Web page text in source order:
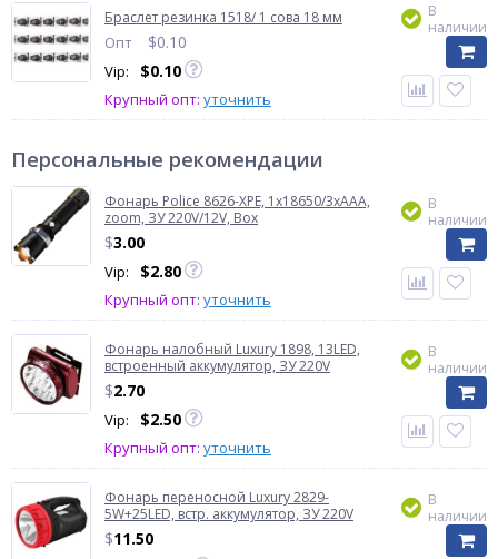
Браслет резинка 1518/ 1 сова 18 мм
Опт $0.10
Vip: $0.10
Крупный опт: уточнить
В
наличии
Персональные рекомендации
Фонарь Police 8626-XPE, 1х18650/3xAAA,
zoom, ЗУ 220V/12V, Box
$3.00
Vip: $2.80
Крупный опт: уточнить
В
наличии
Фонарь налобный Luxury 1898, 13LED,
встроенный аккумулятор, ЗУ 220V
$2.70
Vip: $2.50
Крупный опт: уточнить
В
наличии
Фонарь переносной Luxury 2829-
5W+25LED, встр. аккумулятор, ЗУ 220V
$11.50
В
наличии